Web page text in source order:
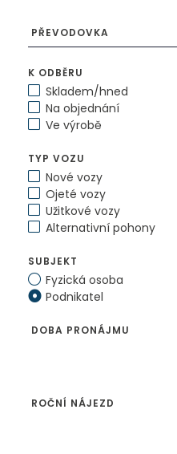
PŘEVODOVKA
K ODBĚRU
Skladem/hned
Na objednání
Ve výrobě
TYP VOZU
Nové vozy
Ojeté vozy
Užitkové vozy
Alternativní pohony
SUBJEKT
Fyzická osoba
Podnikatel
DOBA PRONÁJMU
ROČNÍ NÁJEZD